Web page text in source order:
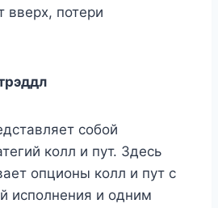
вверх, потери
собой
колл и пут. Здесь
опционы колл и пут с
исполнения и одним